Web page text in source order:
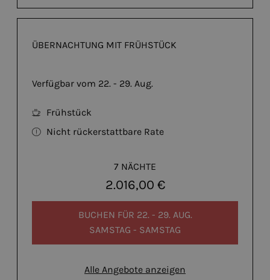
ÜBERNACHTUNG MIT FRÜHSTÜCK
Verfügbar vom 22. - 29. Aug.
Frühstück
Nicht rückerstattbare Rate
7 NÄCHTE
2.016,00 €
BUCHEN FÜR 22. - 29. AUG.
SAMSTAG - SAMSTAG
Alle Angebote anzeigen